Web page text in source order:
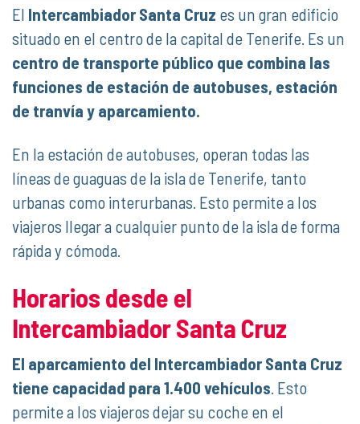
El Intercambiador Santa Cruz es un gran edificio
situado en el centro de la capital de Tenerife. Es un
centro de transporte público que combina las
funciones de estación de autobuses, estación
de tranvía y aparcamiento.
En la estación de autobuses, operan todas las
líneas de guaguas de la isla de Tenerife, tanto
urbanas como interurbanas. Esto permite a los
viajeros llegar a cualquier punto de la isla de forma
rápida y cómoda.
Horarios desde el
Intercambiador Santa Cruz
El aparcamiento del Intercambiador Santa Cruz
tiene capacidad para 1.400 vehículos . Esto
permite a los viajeros dejar su coche en el